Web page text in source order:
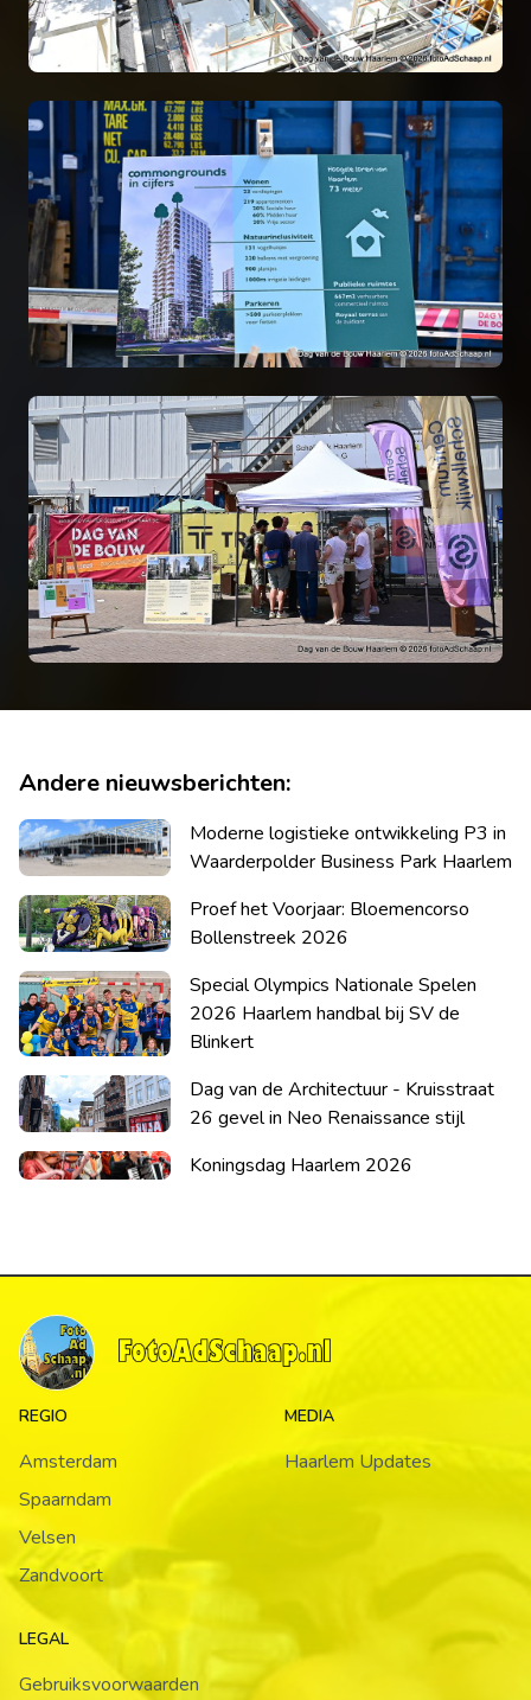
Andere nieuwsberichten:
Moderne logistieke ontwikkeling P3 in
Waarderpolder Business Park Haarlem
Proef het Voorjaar: Bloemencorso
Bollenstreek 2026
Special Olympics Nationale Spelen
2026 Haarlem handbal bij SV de
Blinkert
Dag van de Architectuur - Kruisstraat
26 gevel in Neo Renaissance stijl
Koningsdag Haarlem 2026
REGIO
Amsterdam
Spaarndam
Velsen
Zandvoort
MEDIA
Haarlem Updates
LEGAL
Gebruiksvoorwaarden